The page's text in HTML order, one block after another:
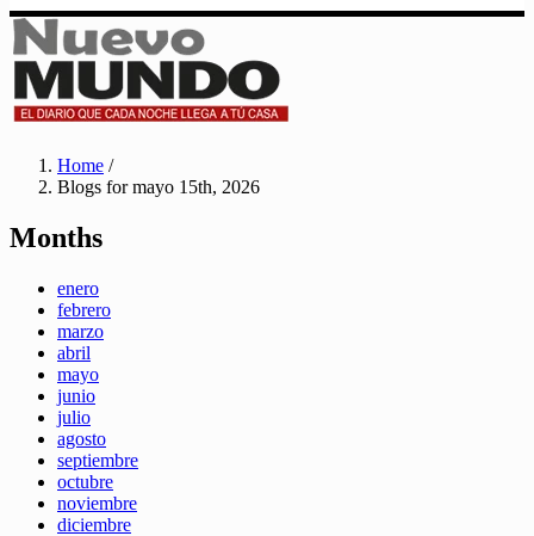
Home /
Blogs for mayo 15th, 2026
Months
enero
febrero
marzo
abril
mayo
junio
julio
agosto
septiembre
octubre
noviembre
diciembre